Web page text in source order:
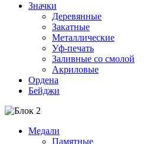
Значки
Деревянные
Закатные
Металлические
Уф-печать
Заливные со смолой
Акриловые
Ордена
Бейджи
Медали
Памятные